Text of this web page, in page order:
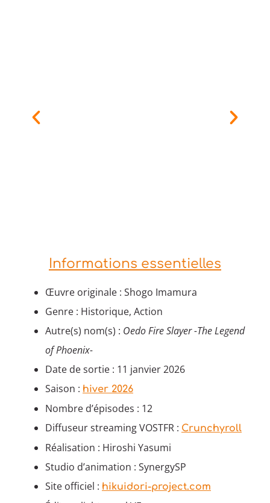
Informations essentielles
Œuvre originale : Shogo Imamura
Genre : Historique, Action
Autre(s) nom(s) : Oedo Fire Slayer -The Legend
of Phoenix-
Date de sortie : 11 janvier 2026
Saison : hiver 2026
Nombre d’épisodes : 12
Diffuseur streaming VOSTFR : Crunchyroll
Réalisation : Hiroshi Yasumi
Studio d’animation : SynergySP
Site officiel : hikuidori-project.com